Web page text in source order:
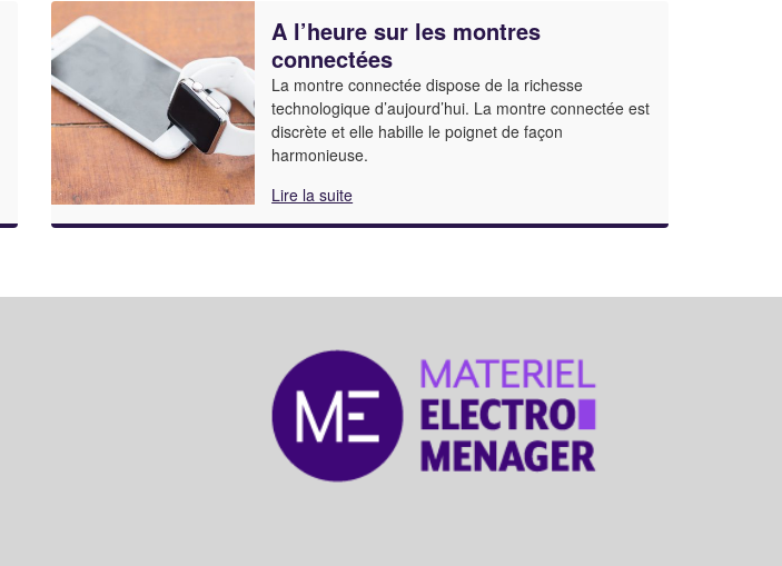
A l’heure sur les montres
connectées
La montre connectée dispose de la richesse
technologique d’aujourd’hui. La montre connectée est
discrète et elle habille le poignet de façon
harmonieuse.
Lire la suite